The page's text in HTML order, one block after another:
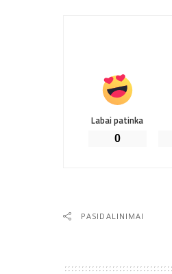
Labai patinka
0
PASIDALINIMAI